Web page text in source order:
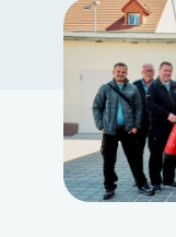
Login